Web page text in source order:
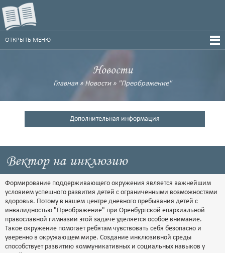
ОТКРЫТЬ МЕНЮ
Новости
Главная» Новости» "Преображение"
Дополнительная информация
Вектор на инклюзию
Формирование поддерживающего окружения является важнейшим
условием успешного развития детей с ограниченными возможностями
здоровья. Потому в нашем центре дневного пребывания детей с
инвалидностью "Преображение" при Оренбургской епархиальной
православной гимназии этой задаче уделяется особое внимание.
Такое окружение помогает ребятам чувствовать себя безопасно и
уверенно в окружающем мире. Создание инклюзивной среды
способствует развитию коммуникативных и социальных навыков у